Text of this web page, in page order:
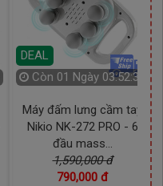
DEAL
Còn 01 Ngày 03:52:37
Máy đấm lưng cầm tay
Nikio NK-272 PRO - 6
đầu mass...
1,590,000 đ
790,000 đ